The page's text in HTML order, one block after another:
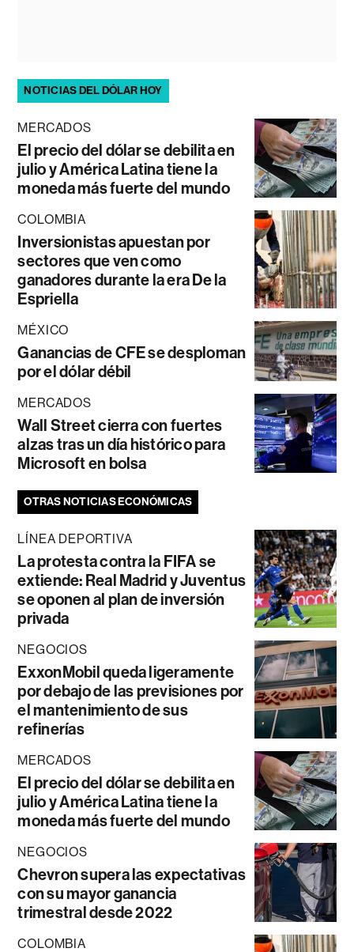
NOTICIAS DEL DÓLAR HOY
MERCADOS
El precio del dólar se debilita en
julio y América Latina tiene la
moneda más fuerte del mundo
COLOMBIA
Inversionistas apuestan por
sectores que ven como
ganadores durante la era De la
Espriella
MÉXICO
Ganancias de CFE se desploman
por el dólar débil
MERCADOS
Wall Street cierra con fuertes
alzas tras un día histórico para
Microsoft en bolsa
OTRAS NOTICIAS ECONÓMICAS
LÍNEA DEPORTIVA
La protesta contra la FIFA se
extiende: Real Madrid y Juventus
se oponen al plan de inversión
privada
NEGOCIOS
ExxonMobil queda ligeramente
por debajo de las previsiones por
el mantenimiento de sus
refinerías
MERCADOS
El precio del dólar se debilita en
julio y América Latina tiene la
moneda más fuerte del mundo
NEGOCIOS
Chevron supera las expectativas
con su mayor ganancia
trimestral desde 2022
COLOMBIA